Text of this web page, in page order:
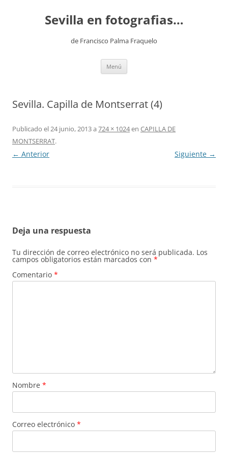
contenidoSevilla en fotografias…
de Francisco Palma Fraquelo
Menú
Sevilla. Capilla de Montserrat (4)
Publicado el24 junio, 2013a 724 × 1024en CAPILLA DE
MONTSERRAT.
← Anterior Siguiente →
Deja una respuesta
Tu dirección de correo electrónico no será publicada. Los
campos obligatorios están marcados con *
Comentario *
Nombre *
Correo electrónico *